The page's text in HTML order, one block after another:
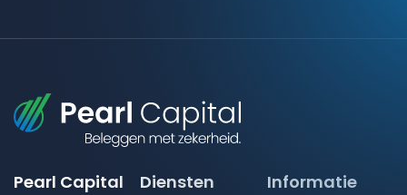
Pearl Capital
Diensten Informatie